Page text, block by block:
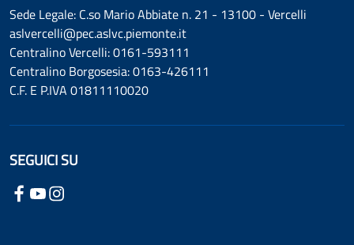
Sede Legale: C.so Mario Abbiate n. 21 - 13100 - Vercelli
aslvercelli@pec.aslvc.piemonte.it
Centralino Vercelli: 0161-593111
Centralino Borgosesia: 0163-426111
C.F. E P.IVA 01811110020
SEGUICI SU